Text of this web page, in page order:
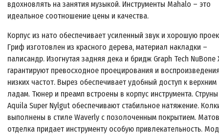
вдохновлять на занятия музыкой. Инструменты Mahalo – это
идеальное соотношение цены и качества.
Корпус из нато обеспечивает усиленный звук и хорошую
Гриф изготовлен из красного дерева, материал накладки –
палисандр. Изогнутая задняя дека и бридж Graph Tech NuBone
гарантируют превосходное проецирования и
низких частот. Вырез обеспечивает удобный доступ к верхним
ладам. Тюнер и преамп встроены в корпус инструмента. Струны
Aquila Super Nylgut обеспечивают стабильное натяжение.
выполнены в стиле Waverly с позолоченным покрытием.
отделка придает инструменту особую привлекательность.